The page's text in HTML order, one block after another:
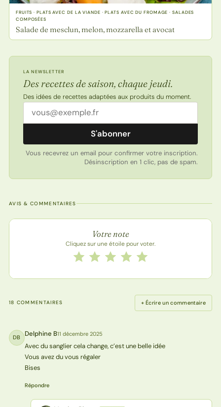
FRUITS · PLATS AVEC DE LA VIANDE · PLATS AVEC DU FROMAGE · SALADES
COMPOSÉES
Salade de mesclun, melon, mozzarella et avocat
LA NEWSLETTER
Des recettes de saison, chaque jeudi.
Des idées de recettes adaptées aux produits du moment.
Adresse email
S'abonner
Vous recevrez un email pour confirmer votre inscription.
Désinscription en 1 clic, pas de spam.
AVIS & COMMENTAIRES
Note de la recette
Votre note
Cliquez sur une étoile pour voter.
Notez cette recette de 1 à 5 étoiles
5 étoiles
4 étoiles
3 étoiles
2 étoiles
1 étoile
18 COMMENTAIRES + Écrire un commentaire
DB Delphine B11 décembre 2025
Avec du sanglier cela change, c’est une belle idée
Vous avez du vous régaler
Bises
Répondre